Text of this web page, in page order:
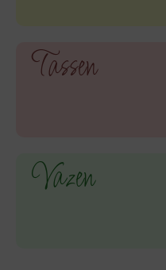
Tassen
Vazen